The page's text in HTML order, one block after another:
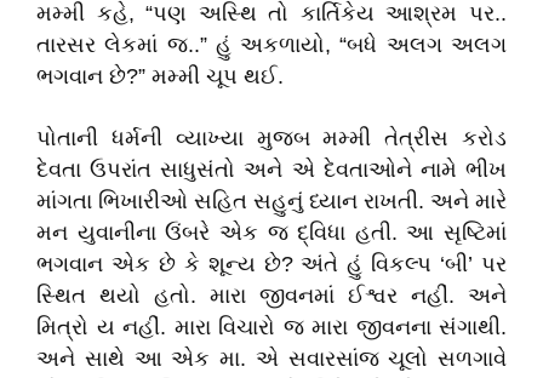
મમ્મી કહે, “પણ અસ્થિ તો કાર્તિકેય આશ્રમ પર..
તારસર લેકમાં જ..” હું અકળાયો, “બધે અલગ અલગ
ભગવાન છે?” મમ્મી ચૂપ થઈ.
પોતાની ધર્મની વ્યાખ્યા મુજબ મમ્મી તેત્રીસ કરોડ
દેવતા ઉપરાંત સાધુસંતો અને એ દેવતાઓને નામે ભીખ
માંગતા ભિખારીઓ સહિત સહુનું ધ્યાન રાખતી. અને મારે
મન યુવાનીના ઉંબરે એક જ દ્વિધા હતી. આ સૃષ્ટિમાં
ભગવાન એક છે કે શૂન્ય છે? અંતે હું વિકલ્પ ‘બી’ પર
સ્થિત થયો હતો. મારા જીવનમાં ઈશ્વર નહીં. અને
મિત્રો ય નહીં. મારા વિચારો જ મારા જીવનના સંગાથી.
અને સાથે આ એક મા. એ સવારસાંજ ચૂલો સળગાવે